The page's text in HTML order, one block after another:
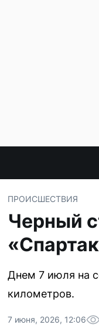
ПРОИСШЕСТВИЯ
Черный
Днем 7 июля на
километров.
7 июня, 2026, 12:06